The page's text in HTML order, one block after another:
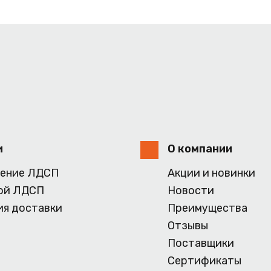
ЛДСП
ЛДСП
доставки
О компании
Акции и новинки
Новости
Преимущества
Отзывы
Поставщики
Сертификаты